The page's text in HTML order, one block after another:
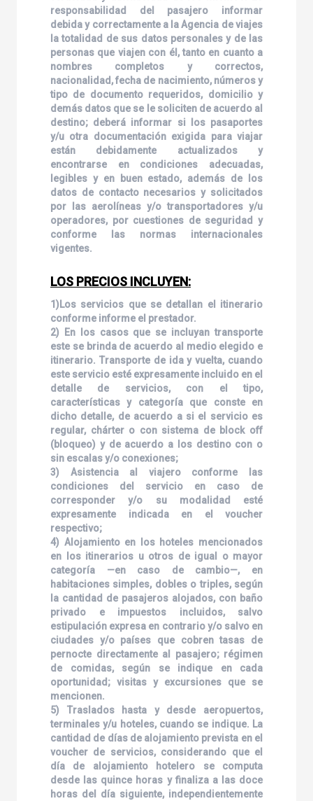
responsabilidad del pasajero informar
debida y correctamente a la Agencia de viajes
la totalidad de sus datos personales y de las
personas que viajen con él, tanto en cuanto a
nombres completos y correctos,
nacionalidad, fecha de nacimiento, números y
tipo de documento requeridos, domicilio y
demás datos que se le soliciten de acuerdo al
destino; deberá informar si los pasaportes
y/u otra documentación exigida para viajar
están debidamente actualizados y
encontrarse en condiciones adecuadas,
legibles y en buen estado, además de los
datos de contacto necesarios y solicitados
por las aerolíneas y/o transportadores y/u
operadores, por cuestiones de seguridad y
conforme las normas internacionales
vigentes.
LOS PRECIOS INCLUYEN:
1)Los servicios que se detallan el itinerario
conforme informe el prestador.
2) En los casos que se incluyan transporte
este se brinda de acuerdo al medio elegido e
itinerario. Transporte de ida y vuelta, cuando
este servicio esté expresamente incluido en el
detalle de servicios, con el tipo,
características y categoría que conste en
dicho detalle, de acuerdo a si el servicio es
regular, chárter o con sistema de block off
(bloqueo) y de acuerdo a los destino con o
sin escalas y/o conexiones;
3) Asistencia al viajero conforme las
condiciones del servicio en caso de
corresponder y/o su modalidad esté
expresamente indicada en el voucher
respectivo;
4) Alojamiento en los hoteles mencionados
en los itinerarios u otros de igual o mayor
categoría —en caso de cambio—, en
habitaciones simples, dobles o triples, según
la cantidad de pasajeros alojados, con baño
privado e impuestos incluidos, salvo
estipulación expresa en contrario y/o salvo en
ciudades y/o países que cobren tasas de
pernocte directamente al pasajero; régimen
de comidas, según se indique en cada
oportunidad; visitas y excursiones que se
mencionen.
5) Traslados hasta y desde aeropuertos,
terminales y/u hoteles, cuando se indique. La
cantidad de días de alojamiento prevista en el
voucher de servicios, considerando que el
día de alojamiento hotelero se computa
desde las quince horas y finaliza a las doce
horas del día siguiente, independientemente